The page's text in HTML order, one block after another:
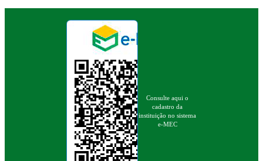
Consulte aqui o
cadastro da
instituição no sistema
e-MEC